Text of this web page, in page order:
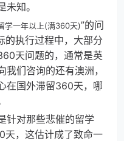
知。
学一年以上(满360天)”的问
执行过程中，大部分
天问题的，通常是英
们咨询的还有澳洲，
在国外滞留360天，哪
针对那些悲催的留学
天，这估计成了致命一